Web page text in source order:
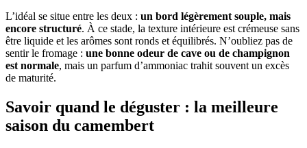
L’idéal se situe entre les deux : un bord légèrement souple, mais
encore structuré. À ce stade, la texture intérieure est crémeuse sans
être liquide et les arômes sont ronds et équilibrés. N’oubliez pas de
sentir le fromage : une bonne odeur de cave ou de champignon
est normale, mais un parfum d’ammoniac trahit souvent un excès
de maturité.
Savoir quand le déguster : la meilleure
saison du camembert